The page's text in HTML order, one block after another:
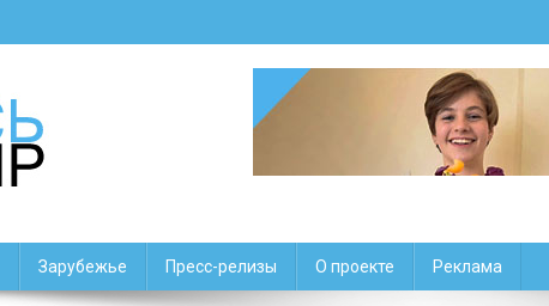
Зарубежье Пресс-релизы О проекте Реклама